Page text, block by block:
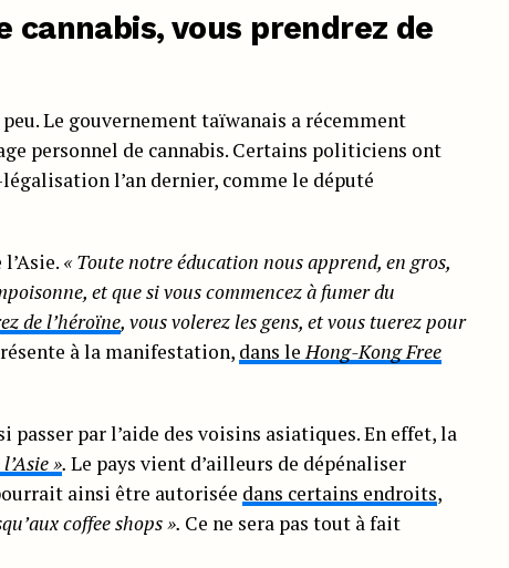
cannabis, vous prendrez de
Le gouvernement taïwanais a récemment
personnel de cannabis. Certains politiciens ont
l’an dernier, comme le député
« Toute notre éducation nous apprend, en gros,
et que si vous commencez à fumer du
de l’héroïne, vous volerez les gens, et vous tuerez pour
à la manifestation, dans leHong-Kong Free
par l’aide des voisins asiatiques. En effet, la
». Le pays vient d’ailleurs de dépénaliser
ainsi être autorisée dans certains endroits,
coffee shops ». Ce ne sera pas tout à fait